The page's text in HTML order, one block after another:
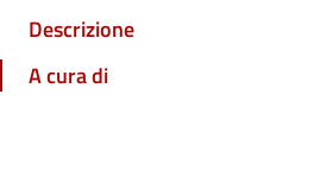
Descrizione
A cura di